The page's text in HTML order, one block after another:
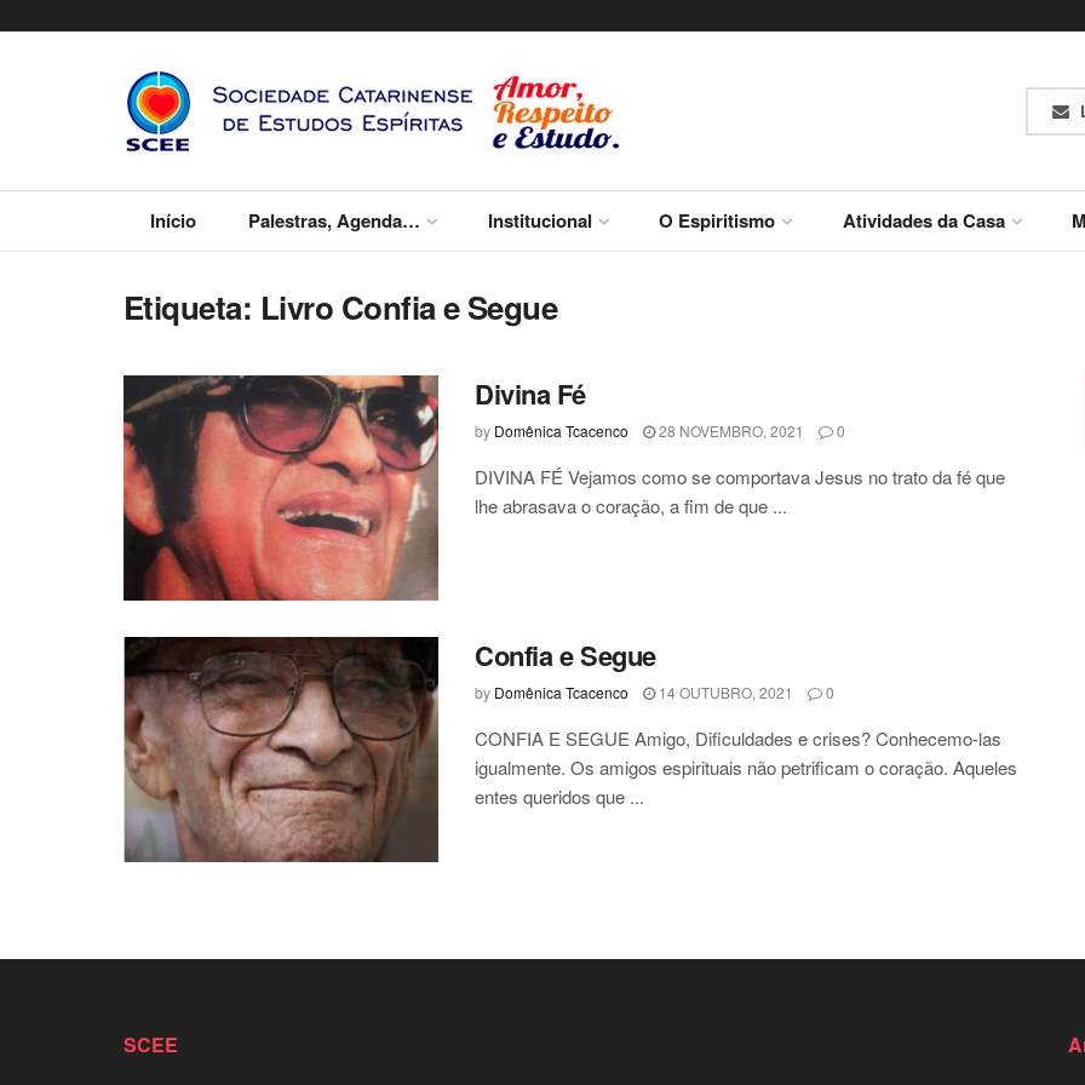
Início Palestras, Agenda… Institucional O Espiritismo Atividades da Casa
Etiqueta: Livro Confia e Segue
Divina Fé
by Domênica Tcacenco 28 NOVEMBRO, 2021 0
DIVINA FÉ Vejamos como se comportava Jesus no trato da fé que
lhe abrasava o coração, a fim de que ...
Confia e Segue
by Domênica Tcacenco 14 OUTUBRO, 2021 0
CONFIA E SEGUE Amigo, Dificuldades e crises? Conhecemo-las
igualmente. Os amigos espirituais não petrificam o coração. Aqueles
entes queridos que ...
SCEE